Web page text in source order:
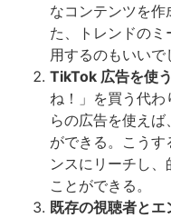
なコンテンツを作
た、トレンドの
用するのもいいで
TikTok 広告を使う
ね！」を買う代わ
らの広告を使え
ができる。こう
ンスにリーチし
ことができる。
既存の視聴者とエ